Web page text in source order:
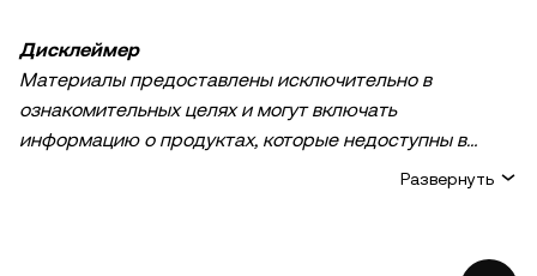
Дисклеймер
Материалы предоставлены исключительно в
ознакомительных целях и могут включать
информацию о продуктах, которые недоступны в
вашем регионе. Они не являются инвестиционным
Развернуть